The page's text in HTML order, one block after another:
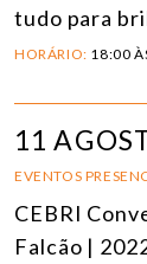
tudo para
HORÁRIO: 18:00
11
EVENTOS
CEBRI
Falcão |